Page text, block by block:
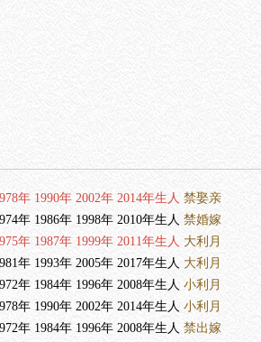
年 1990年 2002年 2014年生人 禁娶亲
年 1986年 1998年 2010年生人 禁婚嫁
年 1987年 1999年 2011年生人 大利月
年 1993年 2005年 2017年生人 大利月
年 1984年 1996年 2008年生人 小利月
年 1990年 2002年 2014年生人 小利月
年 1984年 1996年 2008年生人 禁出嫁